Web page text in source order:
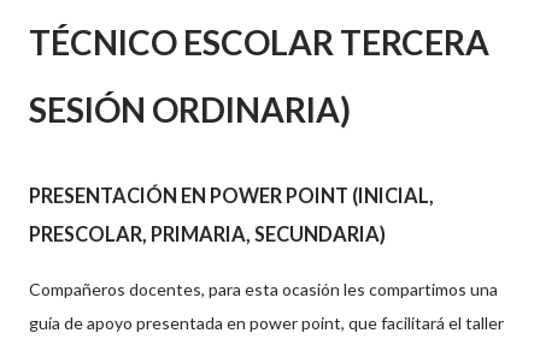
TÉCNICO ESCOLAR TERCERA
SESIÓN ORDINARIA)
PRESENTACIÓN EN POWER POINT (INICIAL,
PRESCOLAR, PRIMARIA, SECUNDARIA)
Compañeros docentes, para esta ocasión les compartimos una
guía de apoyo presentada en power point, que facilitará el taller